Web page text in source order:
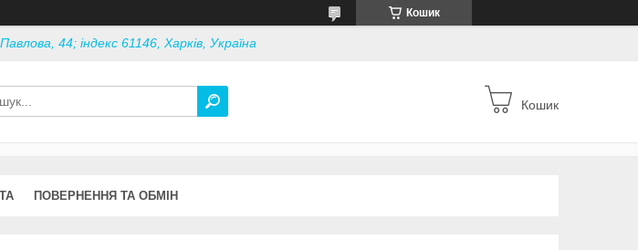
Кошик
44; індекс 61146, Харків, Україна
Кошик
ПОВЕРНЕННЯ ТА ОБМІН